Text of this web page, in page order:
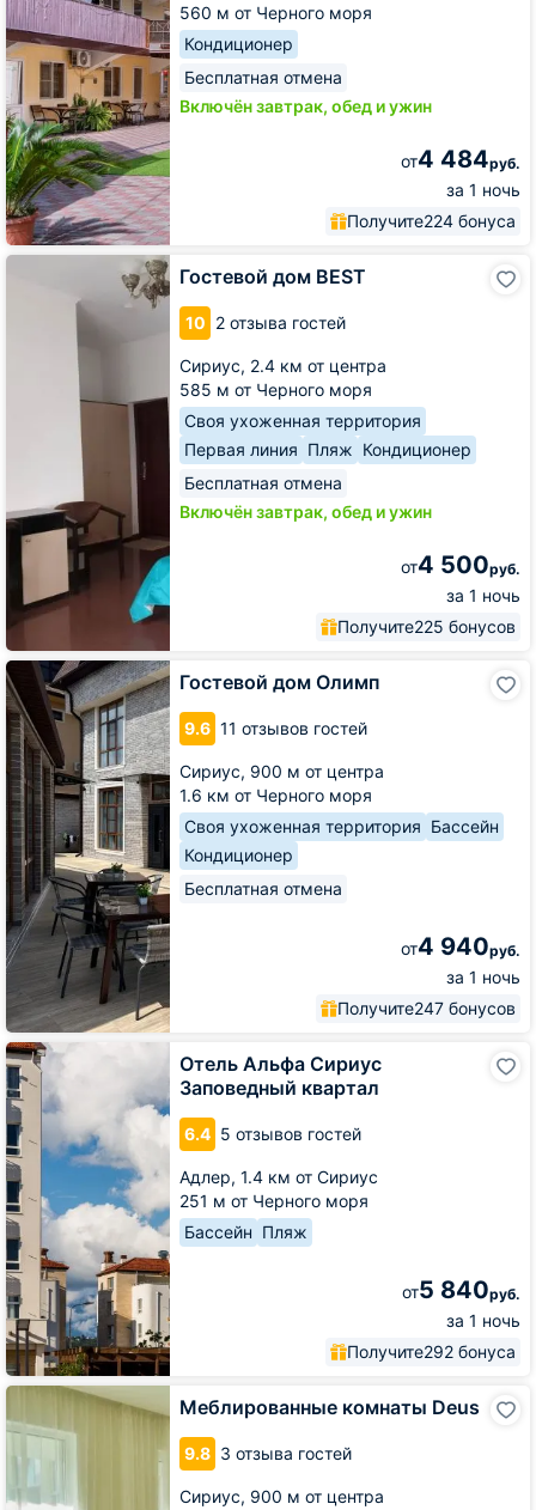
560 м от Черного моря
Кондиционер
Бесплатная отмена
Включён завтрак, обед и ужин
от4 484руб.
за 1 ночь
Получите224 бонуса
Гостевой дом BEST
10 2 отзыва гостей
Сириус, 2.4 км от центра
585 м от Черного моря
Своя ухоженная территория
Первая линия Пляж Кондиционер
Бесплатная отмена
Включён завтрак, обед и ужин
от4 500руб.
за 1 ночь
Получите225 бонусов
Гостевой
Гостевой дом Олимп
9.6 11 отзывов гостей
Сириус, 900 м от центра
1.6 км от Черного моря
Своя ухоженная территория Бассейн
Кондиционер
Бесплатная отмена
от4 940руб.
за 1 ночь
Получите247 бонусов
Гостевой
дом
Олимп
Отель Альфа Сириус
Заповедный квартал
6.4 5 отзывов гостей
Адлер, 1.4 км от Сириус
251 м от Черного моря
Бассейн Пляж
от5 840руб.
за 1 ночь
Получите292 бонуса
Отель
Альфа
Сириус
Заповедный
квартал
Меблированные комнаты Deus
9.8 3 отзыва гостей
Сириус, 900 м от центра
Меблированные
комнаты
Deus